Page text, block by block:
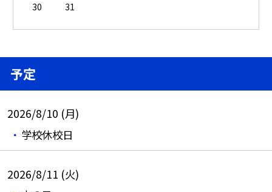
30
31
予定
2026/8/10 (月)
学校休校日
2026/8/11 (火)